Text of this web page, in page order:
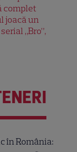
complet
joacă un
„Bro”,
în România: